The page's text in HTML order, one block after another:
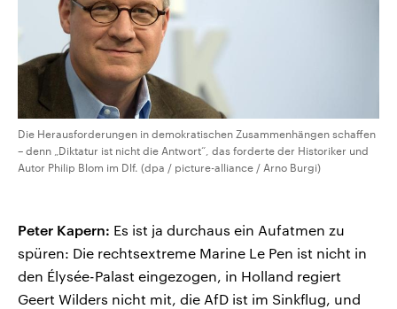
Die Herausforderungen in demokratischen Zusammenhängen schaffen
– denn „Diktatur ist nicht die Antwort“, das forderte der Historiker und
Autor Philip Blom im Dlf. (dpa / picture-alliance / Arno Burgi)
Peter Kapern: Es ist ja durchaus ein Aufatmen zu
spüren: Die rechtsextreme Marine Le Pen ist nicht in
den Élysée-Palast eingezogen, in Holland regiert
Geert Wilders nicht mit, die AfD ist im Sinkflug, und